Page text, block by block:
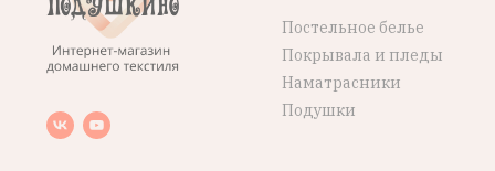
Постельное белье
Покрывала и пледы
Наматрасники
Подушки